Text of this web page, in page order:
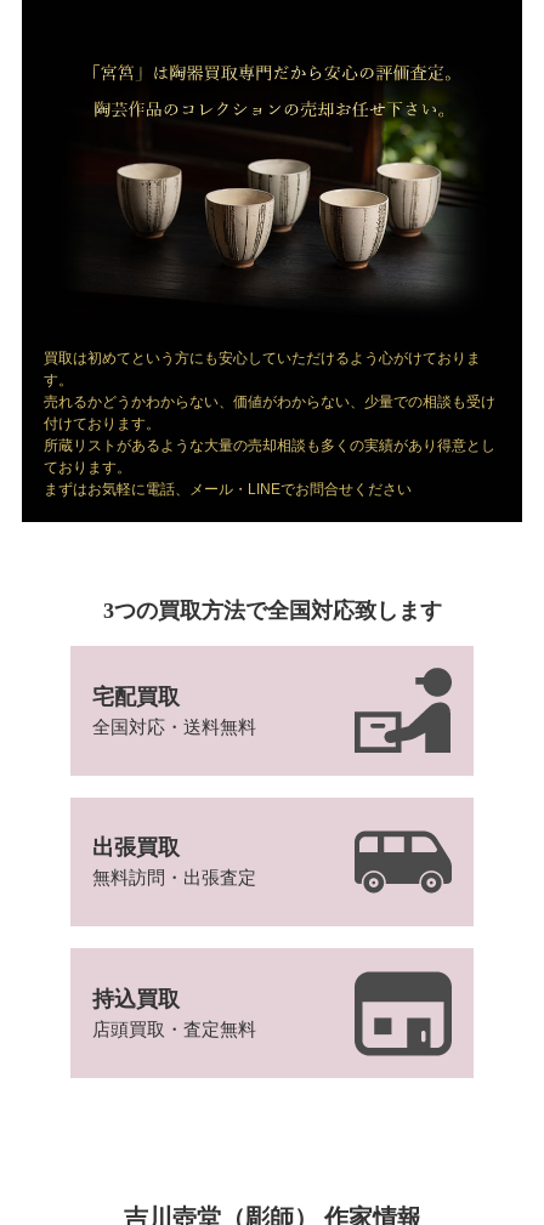
買取は初めてという方にも安心していただけるよう心がけておりま
す。
売れるかどうかわからない、価値がわからない、少量での相談も受け
付けております。
所蔵リストがあるような大量の売却相談も多くの実績があり得意とし
ております。
まずはお気軽に電話、メール・LINEでお問合せください
3つの買取方法で全国対応致します
宅配買取
全国対応・送料無料
出張買取
無料訪問・出張査定
持込買取
店頭買取・査定無料
吉川壺堂（彫師） 作家情報